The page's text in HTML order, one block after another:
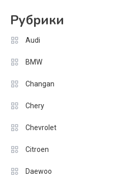
Рубрики
Audi
BMW
Changan
Chery
Chevrolet
Citroen
Daewoo